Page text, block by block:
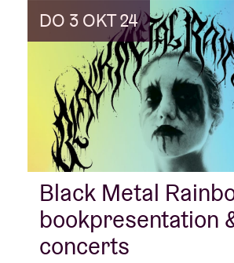
DO 3 OKT 24
Black Metal
bookpresentation
concerts